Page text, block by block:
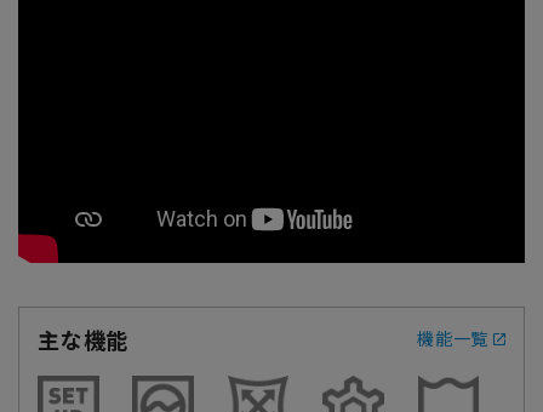
主な機能 機能一覧